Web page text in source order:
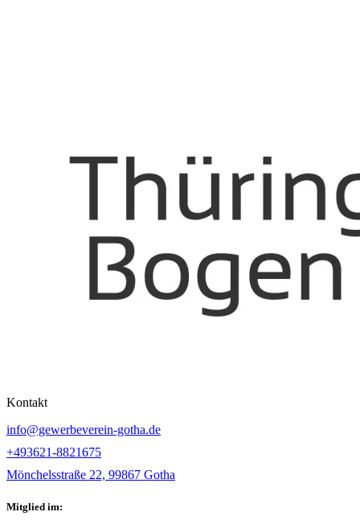
Kontakt
info@gewerbeverein-gotha.de
+493621-8821675
Mönchelsstraße 22, 99867 Gotha
Mitglied im: